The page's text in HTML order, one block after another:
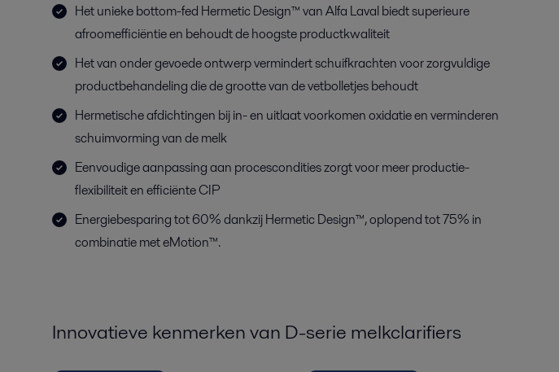
Het unieke bottom-fed Hermetic Design™ van Alfa Laval biedt superieure
afroomefficiëntie en behoudt de hoogste productkwaliteit
Het van onder gevoede ontwerp vermindert schuifkrachten voor zorgvuldige
productbehandeling die de grootte van de vetbolletjes behoudt
Hermetische afdichtingen bij in- en uitlaat voorkomen oxidatie en verminderen
schuimvorming van de melk
Eenvoudige aanpassing aan procescondities zorgt voor meer productie­
flexibiliteit en efficiënte CIP
Energiebesparing tot 60% dankzij Hermetic Design™, oplopend tot 75% in
combinatie met eMotion™.
Innovatieve kenmerken van D-serie melkclarifiers